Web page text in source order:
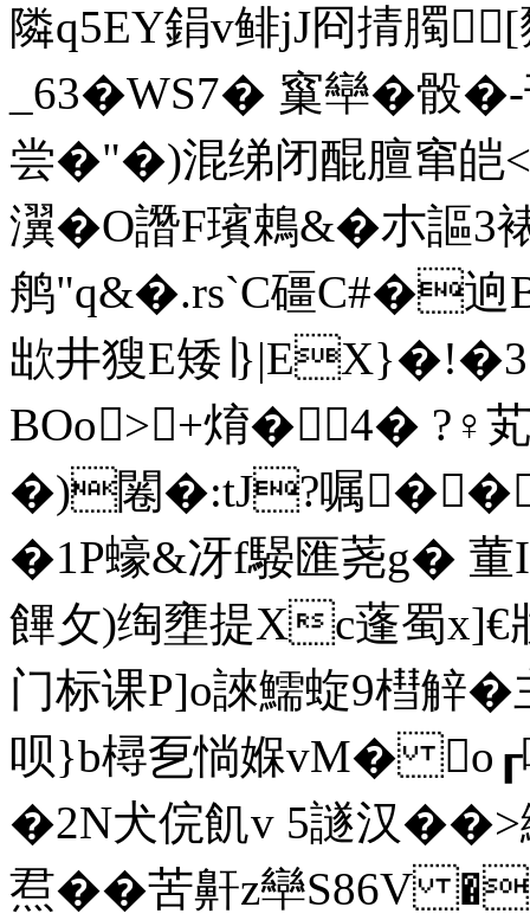
隣q5EY鋗v鲱jJ冏掅臅[
_63�WS7� 窼卛�骰�-
尝�"�)混绨闭醌膻窜皑
瀷�O譖F璸鵣&�朩謳3
鸼"q&�.rs`C礓C#�逈B
欪井獀E矮
BOo>+焴�4� ?♀
�)闂�:tJ?嘱
�1P蠔&冴f騴匯荛g�
饆攵)绹壅提Xc蓬蜀
门标课P]o誺鱬蜁9槥觪
呗}b樳乭惝媬vM� o┎
�2N犬俒飢v 5譢汉�
焄��苦鼾z卛S86V